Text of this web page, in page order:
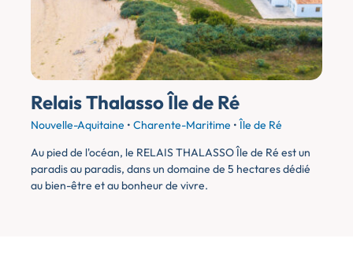
Relais Thalasso Île de Ré
Nouvelle-Aquitaine •Charente-Maritime •Île de Ré
Au pied de l'océan, le RELAIS THALASSO Île de Ré est un
paradis au paradis, dans un domaine de 5 hectares dédié
au bien-être et au bonheur de vivre.